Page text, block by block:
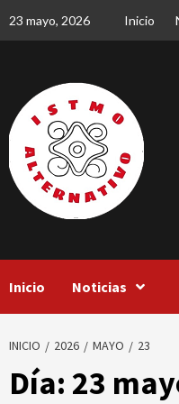
23 mayo, 2026 Inicio
Inicio Noticias
INICIO 2026 MAYO 23
Día: 23